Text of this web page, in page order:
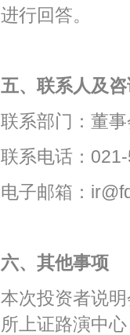
进行回答。
五、联系人及
联系部门：董
联系电话：
电子邮箱：
六、其他事项
本次投资者说
所上证路演中